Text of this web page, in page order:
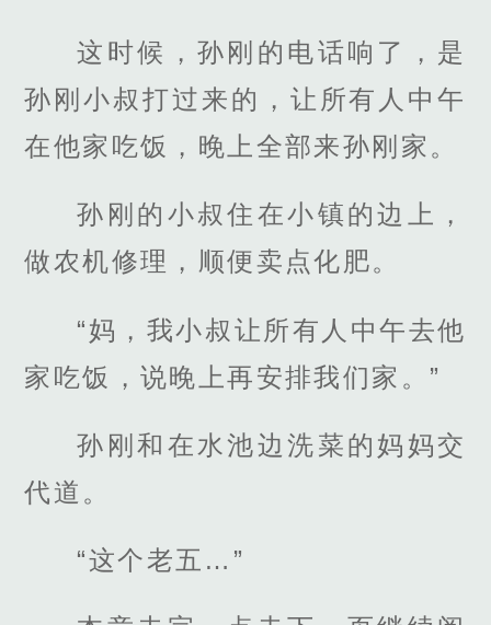
这时候，孙刚的电话响了，是
孙刚小叔打过来的，让所有人中午
在他家吃饭，晚上全部来孙刚家。
孙刚的小叔住在小镇的边上，
做农机修理，顺便卖点化肥。
“妈，我小叔让所有人中午去他
家吃饭，说晚上再安排我们家。”
孙刚和在水池边洗菜的妈妈交
代道。
“这个老五…”